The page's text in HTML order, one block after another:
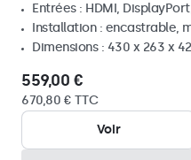
Entrées : HDMI,
Installation : encastrable,
Dimensions : 430 x 263 x
559,00 €
670,80 € TTC
Voir